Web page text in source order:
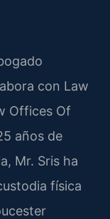
con Law
Offices Of
años de
Mr. Sris ha
física